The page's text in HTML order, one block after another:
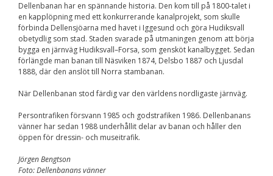
Dellenbanan har en spännande historia. Den kom till på 1800-talet i
en kapplöpning med ett konkurrerande kanalprojekt, som skulle
förbinda Dellensjöarna med havet i Iggesund och göra Hudiksvall
obetydlig som stad. Staden svarade på utmaningen genom att börja
bygga en järnväg Hudiksvall–Forsa, som gensköt kanalbygget. Sedan
förlängde man banan till Näsviken 1874, Delsbo 1887 och Ljusdal
1888, där den anslöt till Norra stambanan.
När Dellenbanan stod färdig var den världens nordligaste järnväg.
Persontrafiken försvann 1985 och godstrafiken 1986. Dellenbanans
vänner har sedan 1988 underhållit delar av banan och håller den
öppen för dressin- och museitrafik.
Jörgen Bengtson
Foto: Dellenbanans vänner